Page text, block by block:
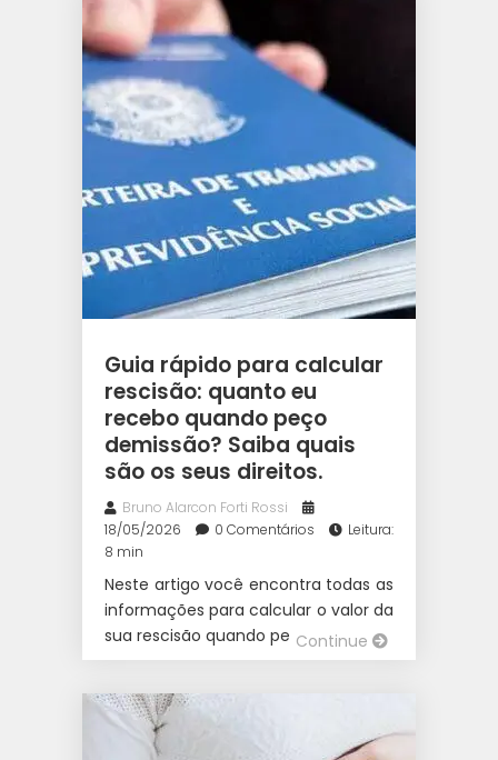
Guia rápido para calcular
rescisão: quanto eu
recebo quando peço
demissão? Saiba quais
são os seus direitos.
Bruno Alarcon Forti Rossi
18/05/2026
0 Comentários
Leitura:
8 min
Neste artigo você encontra todas as
informações para calcular o valor da
sua rescisão quando pede demissão.
Continue